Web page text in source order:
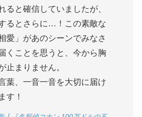
ると確信していましたが、
るとさらに…！この素敵な
愛」があのシーンでみなさ
くことを思うと、今から胸
止まりません。
葉、一音一音を大切に届け
す！